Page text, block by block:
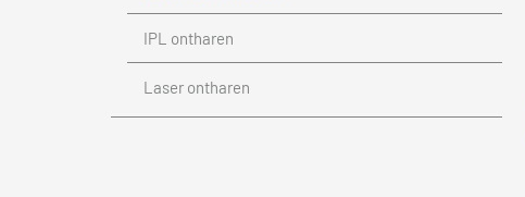
IPL ontharen
Laser ontharen